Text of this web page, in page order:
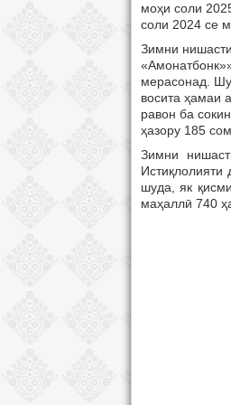
моҳи соли
соли 2024 се
Зимни
мерасонад.
восита ҳамаи
равон ба
ҳазору 185
Зимни
Истиқлолияти
шуда, як
маҳаллӣ 740